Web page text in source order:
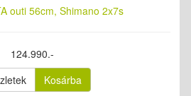
outi 56cm, Shimano 2x7s
124.990.-
Kosárba